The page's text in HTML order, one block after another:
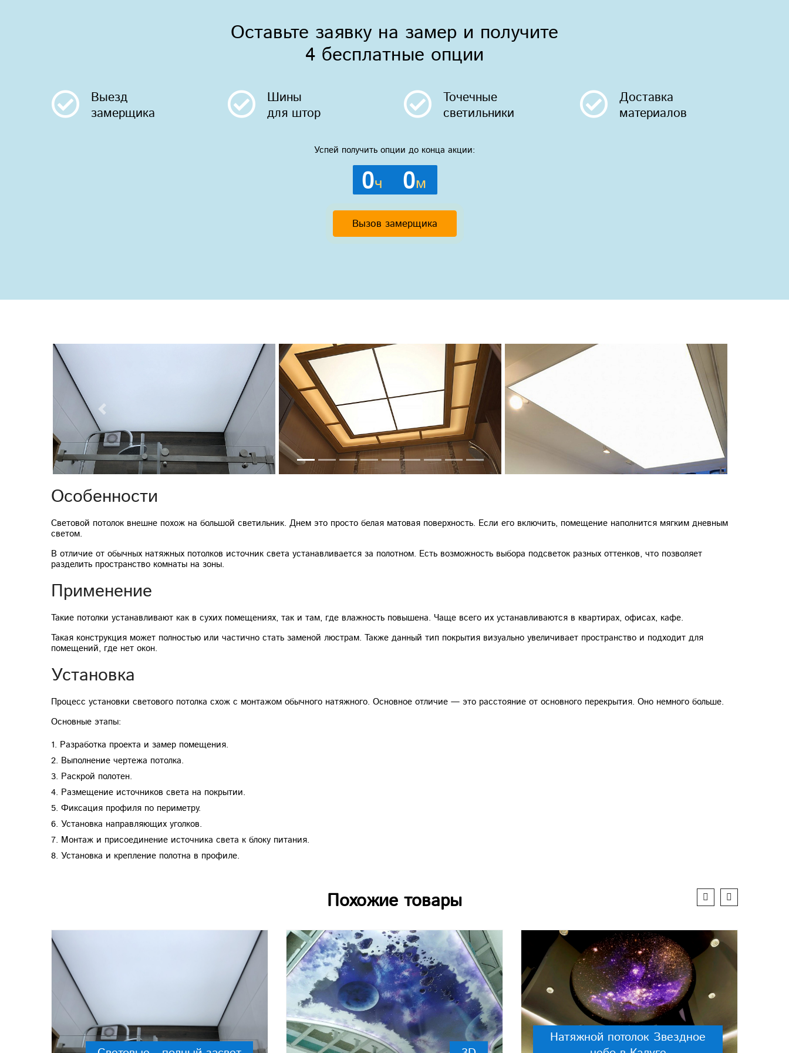
Оставьте заявку на замер и получите
4 бесплатные опции
Выезд
замерщика
Шины
для штор
Точечные
светильники
Доставка
материалов
Успей получить опции до конца акции:
0ч 0м
Вызов замерщика
Previous
Особенности
Световой потолок внешне похож на большой светильник. Днем это просто белая матовая поверхность. Если его включить, помещение наполнится мягким дневным
светом.
В отличие от обычных натяжных потолков источник света устанавливается за полотном. Есть возможность выбора подсветок разных оттенков, что позволяет
разделить пространство комнаты на зоны.
Применение
Такие потолки устанавливают как в сухих помещениях, так и там, где влажность повышена. Чаще всего их устанавливаются в квартирах, офисах, кафе.
Такая конструкция может полностью или частично стать заменой люстрам. Также данный тип покрытия визуально увеличивает пространство и подходит для
помещений, где нет окон.
Установка
Процесс установки светового потолка схож с монтажом обычного натяжного. Основное отличие — это расстояние от основного перекрытия. Оно немного больше.
Основные этапы:
1. Разработка проекта и замер помещения.
2. Выполнение чертежа потолка.
3. Раскрой полотен.
4. Размещение источников света на покрытии.
5. Фиксация профиля по периметру.
6. Установка направляющих уголков.
7. Монтаж и присоединение источника света к блоку питания.
8. Установка и крепление полотна в профиле.
Похожие товары
Натяжной потолок Звездное